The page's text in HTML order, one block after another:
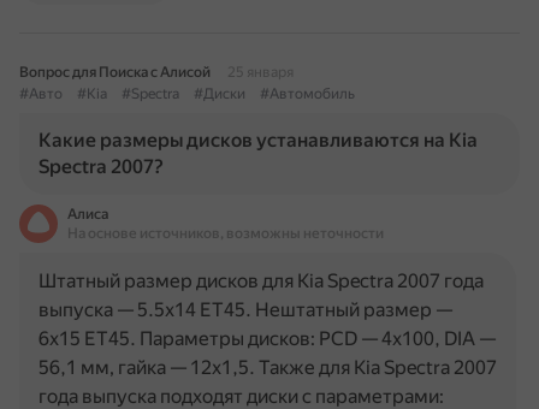
Вопрос для Поиска с Алисой
25 января
#Авто
#Kia #Spectra #Диски #Автомобиль
Какие размеры дисков устанавливаются на Kia
Spectra 2007?
Алиса
На основе источников, возможны неточности
Штатный размер дисков для Kia Spectra 2007 года
выпуска — 5.5x14 ET45. Нештатный размер —
6x15 ET45. Параметры дисков: PCD — 4x100, DIA —
56,1 мм, гайка — 12x1,5. Также для Kia Spectra 2007
года выпуска подходят диски с параметрами: